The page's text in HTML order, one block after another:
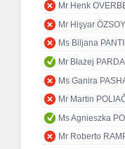
Mr Henk
Mr Hişyar ÖZSOY
Ms Biljana
Mr Błażej PARDA
Ms Ganira
Mr Martin
Ms Agnieszka
Mr Roberto